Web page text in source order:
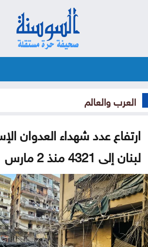
العرب والعالم
ارتفاع عدد شهداء العدوان
لبنان إلى 4321 منذ 2 مارس